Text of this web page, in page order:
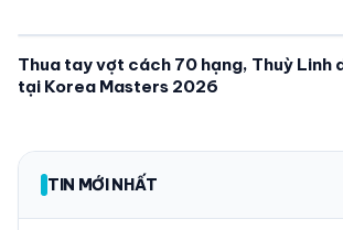
Thua tay vợt cách 70 hạng, Thuỳ Linh
tại Korea Masters 2026
TIN MỚI NHẤT